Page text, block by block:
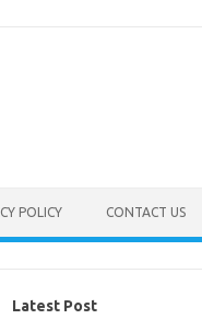
POLICY CONTACT US
Latest Post